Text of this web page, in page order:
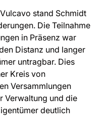
stand Schmidt
Die Teilnahme
in Präsenz war
Distanz und langer
untragbar. Dies
Kreis von
Versammlungen
Verwaltung und die
deutlich